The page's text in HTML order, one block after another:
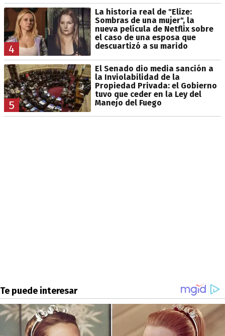
4
La historia real de "Elize:
Sombras de una mujer", la
nueva película de Netflix sobre
el caso de una esposa que
descuartizó a su marido
5
El Senado dio media sanción a
la Inviolabilidad de la
Propiedad Privada: el Gobierno
tuvo que ceder en la Ley del
Manejo del Fuego